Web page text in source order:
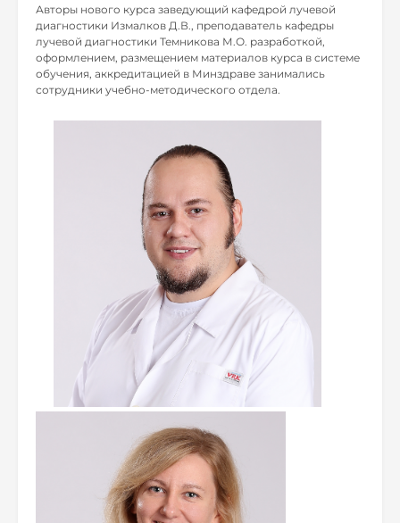
Авторы нового курса заведующий кафедрой лучевой
диагностики Измалков Д.В., преподаватель кафедры
лучевой диагностики Темникова М.О. разработкой,
оформлением, размещением материалов курса в системе
обучения, аккредитацией в Минздраве занимались
сотрудники учебно-методического отдела.